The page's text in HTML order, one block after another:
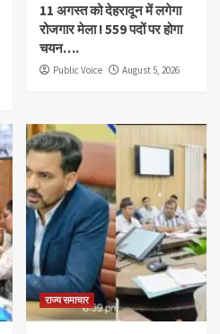
11 अगस्त को देहरादून में लगेगा
रोजगार मेला ! 559 पदों पर होगा
चयन….
Public Voice August 5, 2026
राज्य समाचार